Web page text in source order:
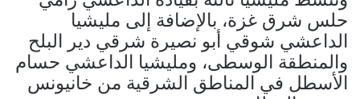
حلس شرق غزة، بالإضافة إلى مليشيا
الداعشي شوقي أبو نصيرة شرقي دير البلح
والمنطقة الوسطى، ومليشيا الداعشي حسام
الأسطل في المناطق الشرقية من خانيونس